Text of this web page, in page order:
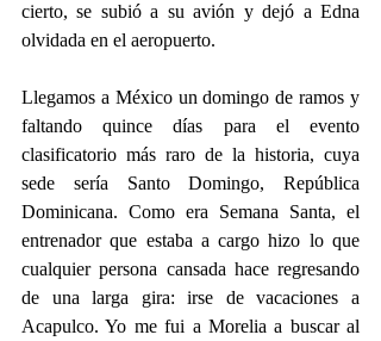
cierto, se subió a su avión y dejó a Edna
olvidada en el aeropuerto.
Llegamos a México un domingo de ramos y
faltando quince días para el evento
clasificatorio más raro de la historia, cuya
sede sería Santo Domingo, República
Dominicana. Como era Semana Santa, el
entrenador que estaba a cargo hizo lo que
cualquier persona cansada hace regresando
de una larga gira: irse de vacaciones a
Acapulco. Yo me fui a Morelia a buscar al